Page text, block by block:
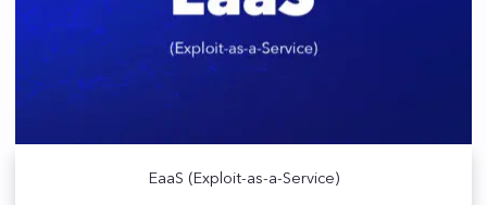
EaaS (Exploit-as-a-Service)